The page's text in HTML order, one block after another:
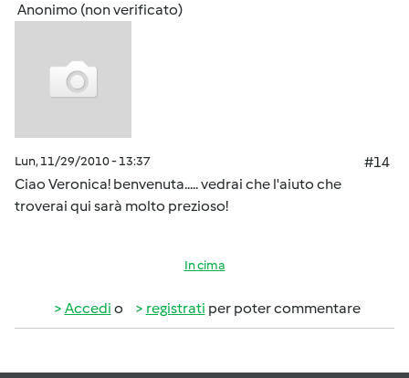
Anonimo (non verificato)
Lun, 11/29/2010 - 13:37
#14
Ciao Veronica! benvenuta..... vedrai che l'aiuto che
troverai qui sarà molto prezioso!
In cima
Accedi o registrati per poter commentare